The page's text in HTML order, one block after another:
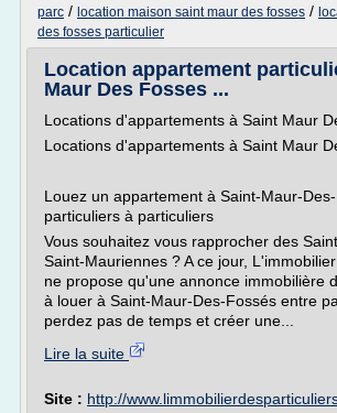
parc / location maison saint maur des fosses /
des fosses particulier
Location appartement
Maur Des Fosses ...
Locations d'appartements à Saint Maur
Locations d'appartements à Saint Maur
Louez un appartement à Saint-Maur-
particuliers à particuliers
Vous souhaitez vous rapprocher des
Saint-Mauriennes ? A ce jour,
ne propose qu'une annonce immobilière
à louer à Saint-Maur-Des-Fossés entre
perdez pas de temps et créer une...
Lire la suite
Site : http://